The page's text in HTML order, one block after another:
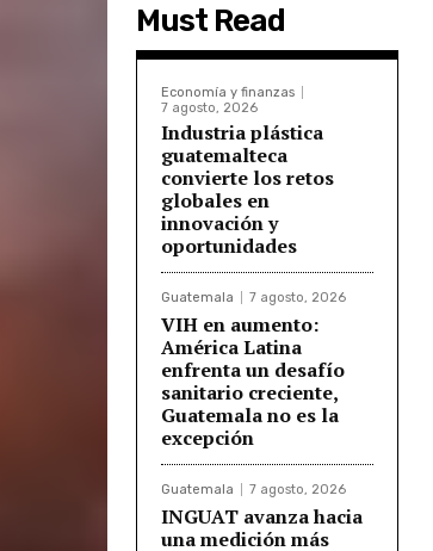
Must Read
Economía y finanzas
7 agosto, 2026
Industria plástica
guatemalteca
convierte los retos
globales en
innovación y
oportunidades
Guatemala 7 agosto, 2026
VIH en aumento:
América Latina
enfrenta un desafío
sanitario creciente,
Guatemala no es la
excepción
Guatemala 7 agosto, 2026
INGUAT avanza hacia
una medición más